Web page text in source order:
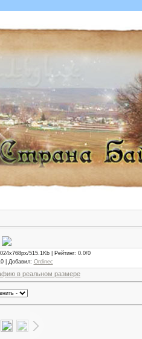
515.1Kb | Рейтинг: 0.0/0
| Добавил: Ordinec
в реальном размере